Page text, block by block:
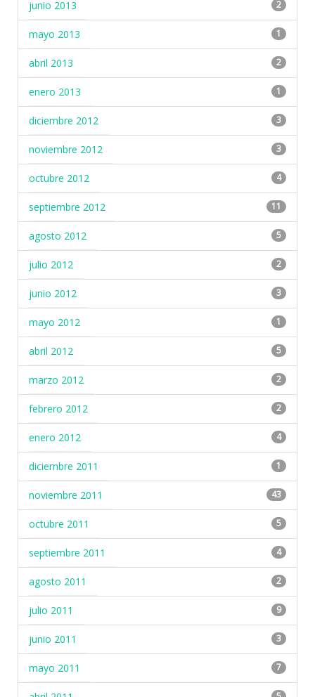
junio 2013 2
mayo 2013 1
abril 2013 2
enero 2013 1
diciembre 2012 3
noviembre 2012 3
octubre 2012 4
septiembre 2012 11
agosto 2012 5
julio 2012 2
junio 2012 3
mayo 2012 1
abril 2012 5
marzo 2012 2
febrero 2012 2
enero 2012 4
diciembre 2011 1
noviembre 2011 43
octubre 2011 5
septiembre 2011 4
agosto 2011 2
julio 2011 9
junio 2011 3
mayo 2011 7